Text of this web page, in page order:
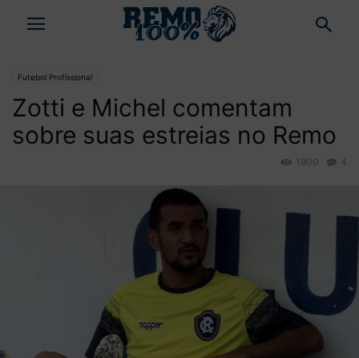
Futebol Profissional
Zotti e Michel comentam
sobre suas estreias no Remo
4
1900